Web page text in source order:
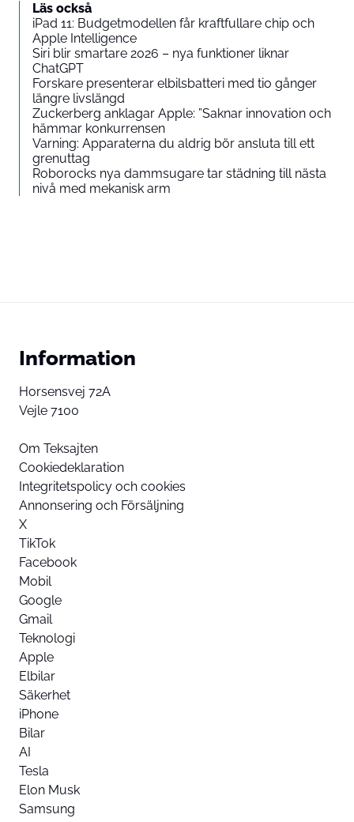
Läs också
iPad 11: Budgetmodellen får kraftfullare chip och
Apple Intelligence
Siri blir smartare 2026 – nya funktioner liknar
ChatGPT
Forskare presenterar elbilsbatteri med tio gånger
längre livslängd
Zuckerberg anklagar Apple: ”Saknar innovation och
hämmar konkurrensen
Varning: Apparaterna du aldrig bör ansluta till ett
grenuttag
Roborocks nya dammsugare tar städning till nästa
nivå med mekanisk arm
Information
Horsensvej 72A
Vejle 7100
Om Teksajten
Cookiedeklaration
Integritetspolicy och cookies
Annonsering och Försäljning
X
TikTok
Facebook
Mobil
Google
Gmail
Teknologi
Apple
Elbilar
Säkerhet
iPhone
Bilar
AI
Tesla
Elon Musk
Samsung